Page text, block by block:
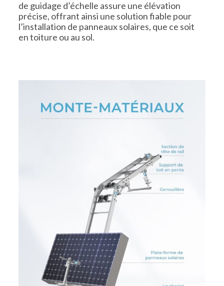
de guidage d’échelle assure une élévation
précise, offrant ainsi une solution fiable pour
l’installation de panneaux solaires, que ce soit
en toiture ou au sol.